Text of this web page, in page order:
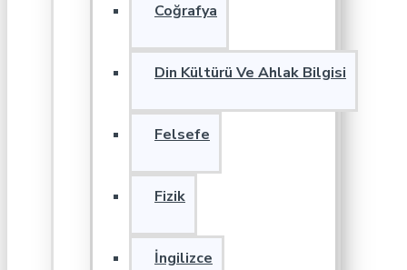
Coğrafya
Din Kültürü Ve Ahlak Bilgisi
Felsefe
Fizik
İngilizce